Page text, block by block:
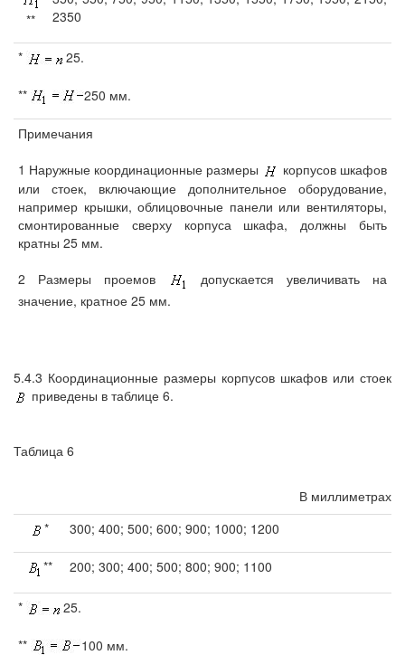
**
2350
* 25.
** 250 мм.
Примечания
1 Наружные координационные размеры
корпусов шкафов
или стоек, включающие дополнительное оборудование,
например крышки, облицовочные панели или вентиляторы,
смонтированные сверху корпуса шкафа, должны быть
кратны 25 мм.
2 Размеры проемов
допускается увеличивать на
значение, кратное 25 мм.
5.4.3 Координационные размеры корпусов шкафов или стоек
приведены в таблице 6.
Таблица 6
В миллиметрах
*
300; 400; 500; 600; 900; 1000; 1200
** 200; 300; 400; 500; 800; 900; 1100
* 25.
** 100 мм.